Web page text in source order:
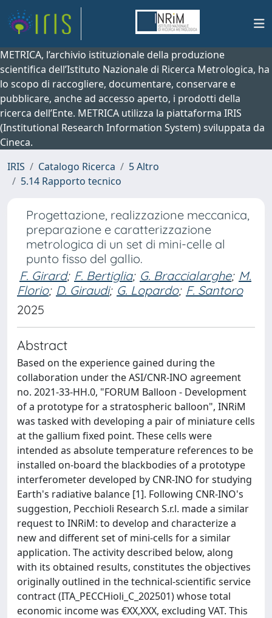
METRICA, l’archivio istituzionale della produzione
scientifica dell’Istituto Nazionale di Ricerca Metrologica, ha
lo scopo di raccogliere, documentare, conservare e
pubblicare, anche ad accesso aperto, i prodotti della
ricerca dell’Ente. METRICA utilizza la piattaforma IRIS
(Institutional Research Information System) sviluppata da
Cineca.
IRIS
Catalogo Ricerca
5 Altro
5.14 Rapporto tecnico
Progettazione, realizzazione meccanica,
preparazione e caratterizzazione
metrologica di un set di mini-celle al
punto fisso del gallio.
F. Girard; F. Bertiglia; G. Braccialarghe; M.
Florio; D. Giraudi; G. Lopardo; F. Santoro
2025
Abstract
Based on the experience gained during the
collaboration under the ASI/CNR-INO agreement
no. 2021-33-HH.0, "FORUM Balloon - Development
of a prototype for a stratospheric balloon", INRiM
was tasked with developing a pair of miniature cells
at the gallium fixed point. These cells were
intended as absolute temperature references to be
installed on-board the blackbodies of a prototype
interferometer developed by CNR-INO for studying
Earth's radiative balance [1]. Following CNR-INO's
suggestion, Pecchioli Research S.r.l. made a similar
request to INRiM: to develop and characterize a
new and different set of mini-cells for a similar
application. The activity described below, along
with its obtained results, constitutes the objectives
originally outlined in the technical-scientific service
contract (ITA_PECCHioli_C_202501) whose total
economic income was €XX,XXX, excluding VAT. This